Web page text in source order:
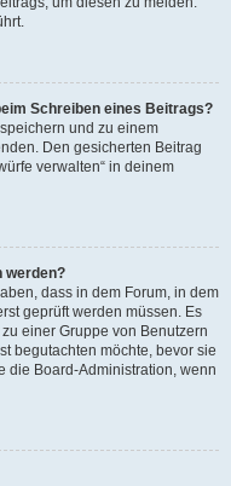
Schreiben eines Beitrags?
und zu einem
Den gesicherten Beitrag
verwalten“ in deinem
werden?
dass in dem Forum, in dem
geprüft werden müssen. Es
einer Gruppe von Benutzern
begutachten möchte, bevor sie
die Board-Administration, wenn